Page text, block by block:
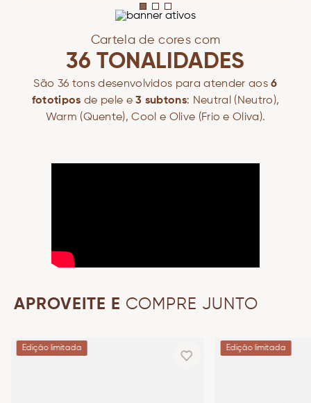
Cartela de cores com
36 TONALIDADES
São 36 tons desenvolvidos para atender aos6
fototipos de pele e3 subtons: Neutral (Neutro),
Warm (Quente), Cool e Olive (Frio e Oliva).
APROVEITE E COMPRE JUNTO
Edição limitada Edição limitada